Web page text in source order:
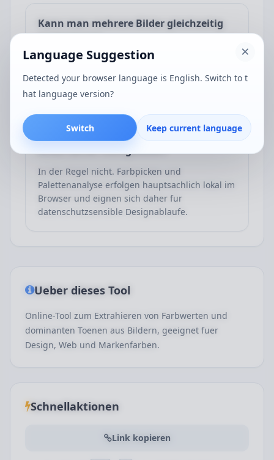
Kann man mehrere Bilder gleichzeitig
analysieren?
Ja. Die Seite unterstutzt den Stapelimport von
Bildern, und Sie konnen jederzeit in der linken
Liste zwischen ihnen wechseln.
Werden Bilder beim Farbaufnehmen auf
In der Regel nicht. Farbpicken und
Palettenanalyse erfolgen hauptsachlich lokal im
Browser und eignen sich daher fur
datenschutzsensible Designablaufe.
Ueber dieses Tool
Online-Tool zum Extrahieren von Farbwerten und
dominanten Toenen aus Bildern, geeignet fuer
Design, Web und Markenfarben.
Schnellaktionen
Link kopieren
Language Suggestion
Detected your browser language is English. Switch to t
hat language version?
Switch Keep current language